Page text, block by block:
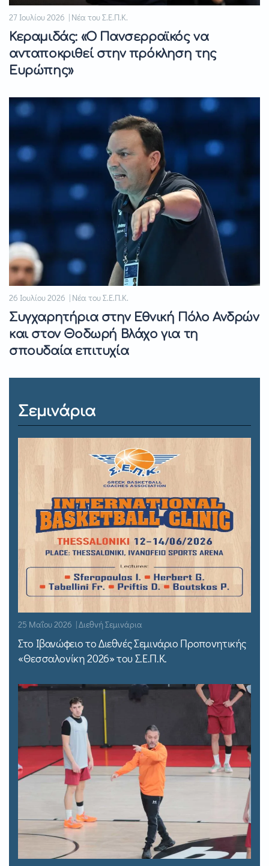
27 Ιουλίου 2026 | Νέα του Σ.Ε.Π.Κ.
Κεραμιδάς: «Ο Πανσερραϊκός να
ανταποκριθεί στην πρόκληση της
Ευρώπης»
26 Ιουλίου 2026 | Νέα του Σ.Ε.Π.Κ.
Συγχαρητήρια στην Εθνική Πόλο Ανδρών
και στον Θοδωρή Βλάχο για τη
σπουδαία επιτυχία
Σεμινάρια
25 Μαΐου 2026 | Διεθνή Σεμινάρια
Στο Ιβανώφειο το Διεθνές Σεμινάριο Προπονητικής
«Θεσσαλονίκη 2026» του Σ.Ε.Π.Κ.